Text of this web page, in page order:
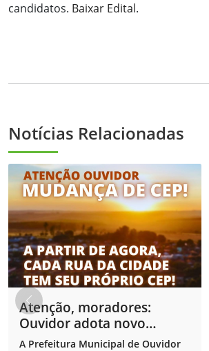
candidatos. Baixar Edital.
Notícias Relacionadas
Atenção, moradores:
Ouvidor adota novo
sistema de CEP por rua
A Prefeitura Municipal de Ouvidor